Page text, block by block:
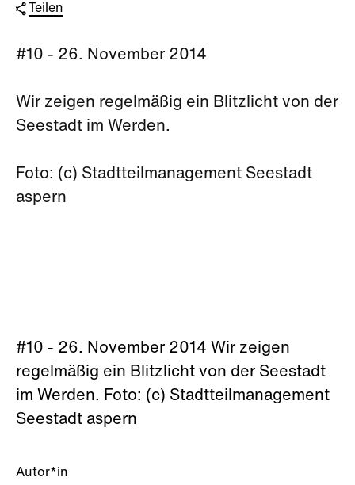
Autor*in
Teilen
#10 - 26. November 2014
Wir zeigen regelmäßig ein Blitzlicht von der
Seestadt im Werden.
Foto: (c) Stadtteilmanagement Seestadt
aspern
#10 - 26. November 2014 Wir zeigen
regelmäßig ein Blitzlicht von der Seestadt
im Werden. Foto: (c) Stadtteilmanagement
Seestadt aspern